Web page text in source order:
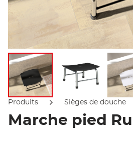
Afficher l'imageAfficher
Produits Sièges de douche
Marche pied